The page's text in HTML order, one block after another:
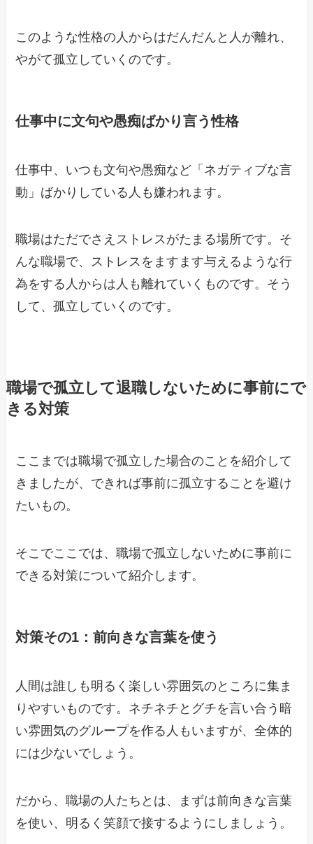
このような性格の人からはだんだんと人が離れ、
やがて孤立していくのです。
仕事中に文句や愚痴ばかり言う性格
仕事中、いつも文句や愚痴など「ネガティブな言
動」ばかりしている人も嫌われます。
職場はただでさえストレスがたまる場所です。そ
んな職場で、ストレスをますます与えるような行
為をする人からは人も離れていくものです。そう
して、孤立していくのです。
職場で孤立して退職しないために事前にで
きる対策
ここまでは職場で孤立した場合のことを紹介して
きましたが、できれば事前に孤立することを避け
たいもの。
そこでここでは、職場で孤立しないために事前に
できる対策について紹介します。
対策その1：前向きな言葉を使う
人間は誰しも明るく楽しい雰囲気のところに集ま
りやすいものです。ネチネチとグチを言い合う暗
い雰囲気のグループを作る人もいますが、全体的
には少ないでしょう。
だから、職場の人たちとは、まずは前向きな言葉
を使い、明るく笑顔で接するようにしましょう。